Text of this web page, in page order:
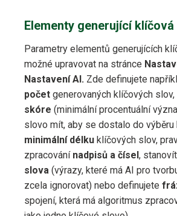
Elementy generující
Parametry elementů generujících
možné upravovat na stránce
Nastavení AI. Zde definujete
počet generovaných klíčových slov,
skóre (minimální procentuální
slovo mít, aby se dostalo do
minimální délku klíčových slov,
zpracování nadpisů a čísel ,
slova (výrazy, které má AI pro
zcela ignorovat) nebo definujete
spojení, která má algoritmus